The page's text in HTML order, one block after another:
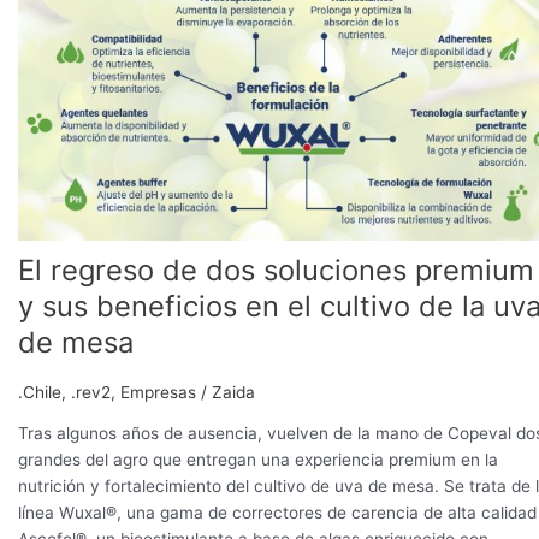
El regreso de dos soluciones premium
y sus beneficios en el cultivo de la
de mesa
.Chile, .rev2, Empresas / Zaida
Tras algunos años de ausencia, vuelven de la mano de Copeval
grandes del agro que entregan una experiencia premium en la
nutrición y fortalecimiento del cultivo de uva de mesa. Se trata de
línea Wuxal®, una gama de correctores de carencia de alta
de
dos
soluciones
beneficios
en
de
la
uva
de
mesa